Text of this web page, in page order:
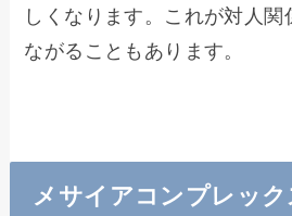
しくなります。これが対人関
ながることもあります。
メサイアコンプレック